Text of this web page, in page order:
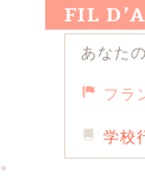
FIL
あなた
フラ
学校